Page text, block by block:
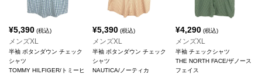
¥5,390 (税込)
メンズXL
半袖 ボタンダウン チェック
シャツ
TOMMY HILFIGER/トミーヒ
¥5,390(税込)
メンズXL
半袖 ボタンダウン チェック
シャツ
NAUTICA/ノーティカ
¥4,290 (税込)
メンズXL
半袖 チェックシャツ
THE NORTH FACE/ザノース
フェイス